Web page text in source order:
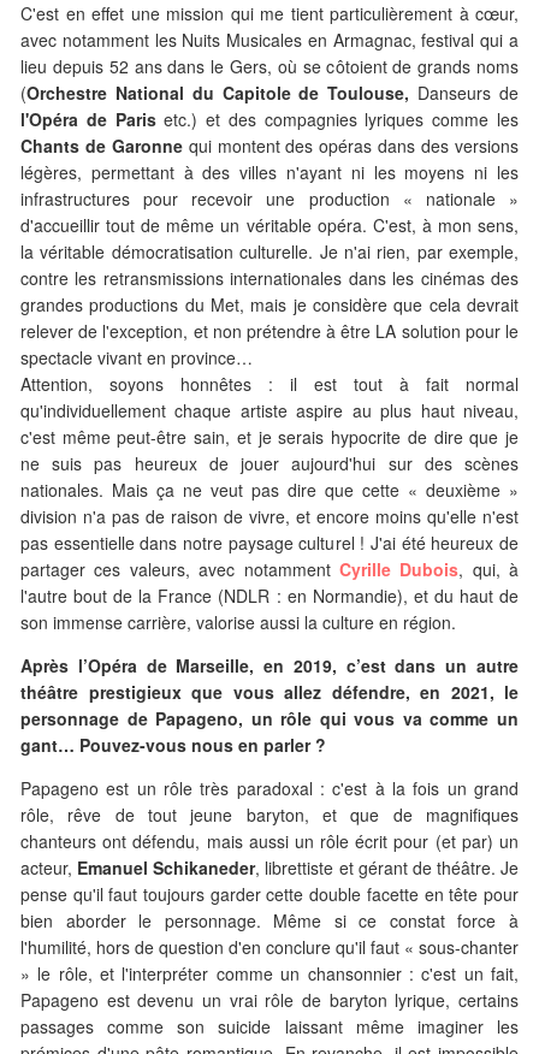
C'est en effet une mission qui me tient particulièrement à cœur,
avec notamment les Nuits Musicales en Armagnac, festival qui a
lieu depuis 52 ans dans le Gers, où se côtoient de grands noms
(Orchestre National du Capitole de Toulouse, Danseurs de
l'Opéra de Parisetc.) et des compagnies lyriques comme les
Chants de Garonnequi montent des opéras dans des versions
légères, permettant à des villes n'ayant ni les moyens ni les
infrastructures pour recevoir une production « nationale »
d'accueillir tout de même un véritable opéra. C'est, à mon sens,
la véritable démocratisation culturelle. Je n'ai rien, par exemple,
contre les retransmissions internationales dans les cinémas des
grandes productions du Met, mais je considère que cela devrait
relever de l'exception, et non prétendre à être LA solution pour le
spectacle vivant en province…
Attention, soyons honnêtes : il est tout à fait normal
qu'individuellement chaque artiste aspire au plus haut niveau,
c'est même peut-être sain, et je serais hypocrite de dire que je
ne suis pas heureux de jouer aujourd'hui sur des scènes
nationales. Mais ça ne veut pas dire que cette « deuxième »
division n'a pas de raison de vivre, et encore moins qu'elle n'est
pas essentielle dans notre paysage culturel ! J'ai été heureux de
partager ces valeurs, avec notamment Cyrille Dubois, qui, à
l'autre bout de la France (NDLR : en Normandie), et du haut de
son immense carrière, valorise aussi la culture en région.
Après l’Opéra de Marseille, en 2019, c’est dans un autre
théâtre prestigieux que vous allez défendre, en 2021, le
personnage de Papageno, un rôle qui vous va comme un
gant… Pouvez-vous nous en parler ?
Papageno est un rôle très paradoxal : c'est à la fois un grand
rôle, rêve de tout jeune baryton, et que de magnifiques
chanteurs ont défendu, mais aussi un rôle écrit pour (et par) un
acteur, Emanuel Schikaneder, librettiste et gérant de théâtre. Je
pense qu'il faut toujours garder cette double facette en tête pour
bien aborder le personnage. Même si ce constat force à
l'humilité, hors de question d'en conclure qu'il faut « sous-chanter
» le rôle, et l'interpréter comme un chansonnier : c'est un fait,
Papageno est devenu un vrai rôle de baryton lyrique, certains
passages comme son suicide laissant même imaginer les